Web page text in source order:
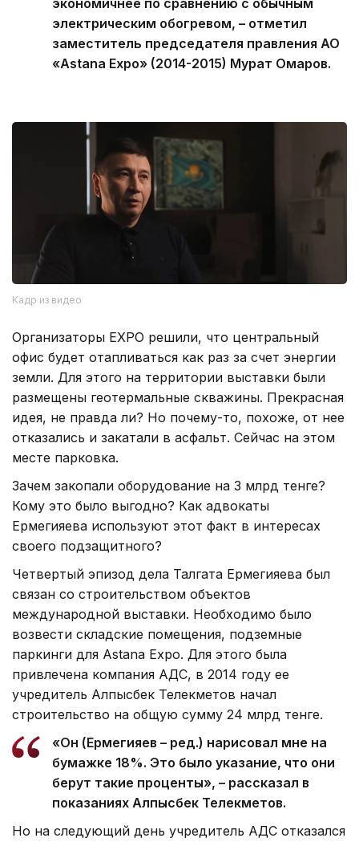
электрическим обогревом, – отметил
заместитель председателя правления АО
«Astana Expo» (2014-2015) Мурат Омаров.
Кадр из видео
Организаторы EXPO решили, что центральный
офис будет отапливаться как раз за счет энергии
земли. Для этого на территории выставки были
размещены геотермальные скважины. Прекрасная
идея, не правда ли? Но почему-то, похоже, от нее
отказались и закатали в асфальт. Сейчас на этом
месте парковка.
Зачем закопали оборудование на 3 млрд тенге?
Кому это было выгодно? Как адвокаты
Ермегияева используют этот факт в интересах
своего подзащитного?
Четвертый эпизод дела Талгата Ермегияева был
связан со строительством объектов
международной выставки. Необходимо было
возвести складские помещения, подземные
паркинги для Аstana Expo. Для этого была
привлечена компания АДС, в 2014 году ее
учредитель Алпысбек Телекметов начал
строительство на общую сумму 24 млрд тенге.
«Он (Ермегияев – ред.) нарисовал мне на
бумажке 18%. Это было указание, что они
берут такие проценты», – рассказал в
показаниях Алпысбек Телекметов.
Но на следующий день учредитель АДС отказался